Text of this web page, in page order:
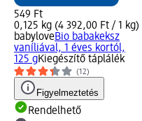
549 Ft
0,125 kg (4 392,00 Ft / 1 kg)
babyloveBio babakeksz
vaníliával, 1 éves kortól,
125 gKiegészítő táplálék
(12)
Figyelmeztetés
Rendelhető